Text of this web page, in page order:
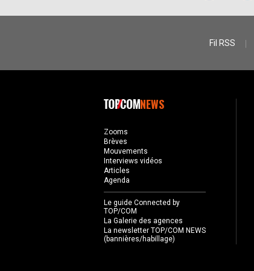
Fil RSS
NEWS
Zooms
Brèves
Mouvements
Interviews vidéos
Articles
Agenda
Le guide Connected by
TOP/COM
La Galerie des agences
La newsletter TOP/COM NEWS
(bannières/habillage)